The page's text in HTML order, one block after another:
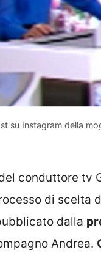
su Instagram della
conduttore tv
di scelta
dalla
Andrea.